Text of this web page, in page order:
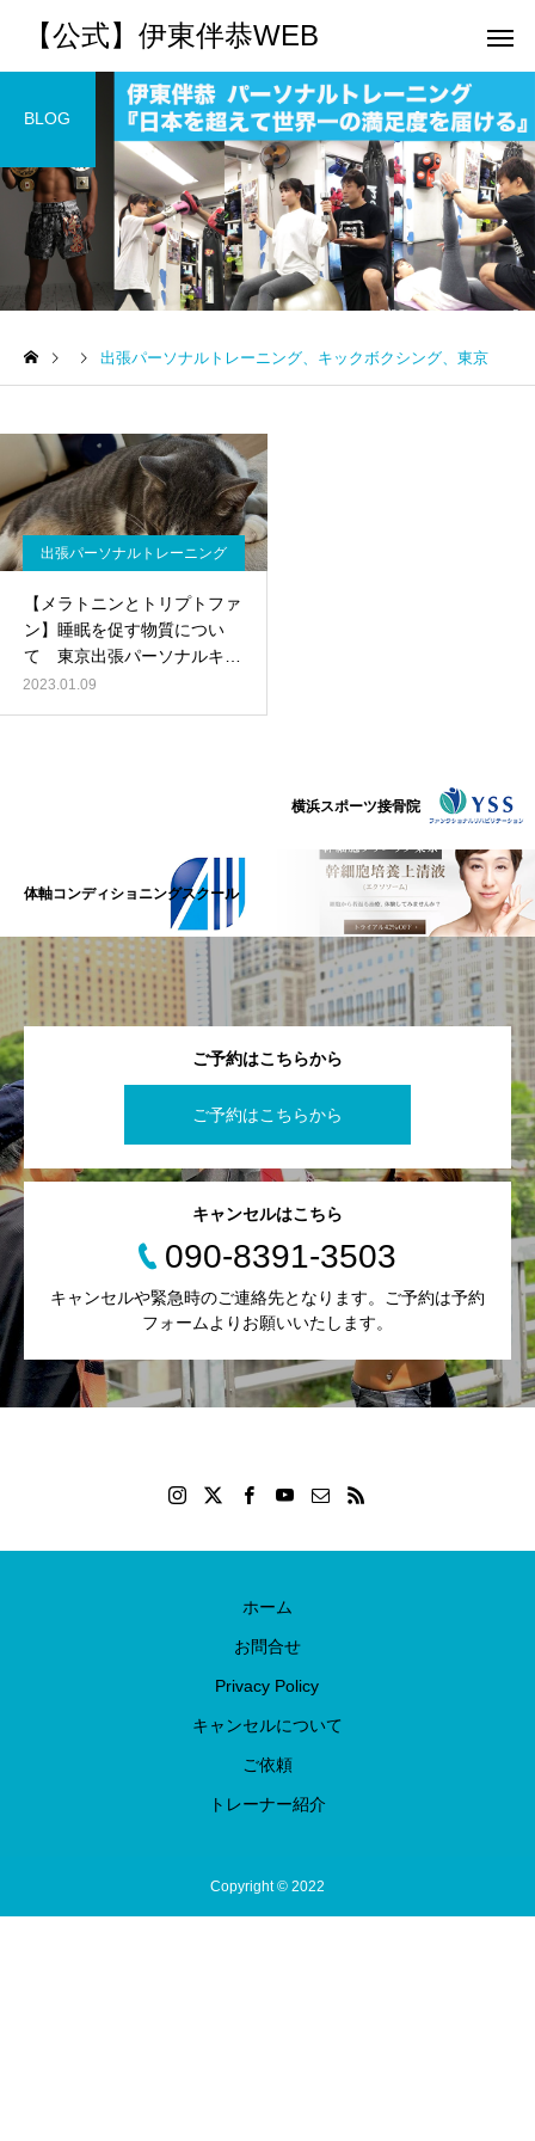
【公式】伊東伴恭WEB
トレーナーとして 個別トレー
パーソナルトレーニ
ング
キックボクシングで本当に
が消費カロリーと週の回数
で答えます
パーソナルトレーニ
パーソナルトレーナー
BLOG
出張パーソナルトレーニング、キックボクシング、東京
出張パーソナルトレーニング
【メラトニンとトリプトファ
ン】睡眠を促す物質につい
て 東京出張パーソナルキッ
クボクシング
2023.01.09
横浜スポーツ接骨院
体軸コンディショニングスクール
ご予約はこちらから
ご予約はこちらから
キャンセルはこちら
090-8391-3503
キャンセルや緊急時のご連絡先となります。ご予約は予約
フォームよりお願いいたします。
ホーム
お問合せ
Privacy Policy
キャンセルについて
ご依頼
トレーナー紹介
Copyright © 2022